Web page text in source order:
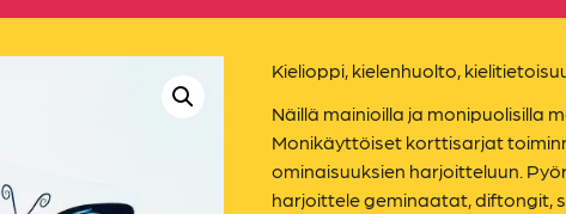
Kielioppi, kielenhuolto,
Näillä mainioilla ja monipuolisilla
Monikäyttöiset korttisarjat
ominaisuuksien harjoitteluun.
harjoittele geminaatat, diftongit,